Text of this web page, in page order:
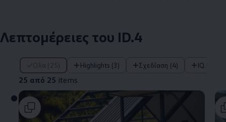
Λεπτομέρειες του ID.4
Όλα (25) Highlights (3) Σχεδίαση (4)
25 από 25 items
25 από 25 items